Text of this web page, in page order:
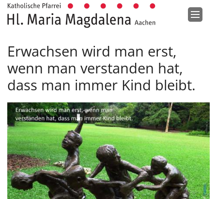
Zum Inhalt springen
Erwachsen wird man erst,
wenn man verstanden hat,
dass man immer Kind bleibt.